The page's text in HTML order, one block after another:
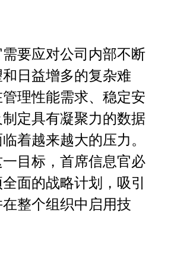
要应对公司内部不断
日益增多的复杂难
理性能需求、稳定安
定具有凝聚力的数据
着越来越大的压力。
目标，首席信息官必
面的战略计划，吸引
整个组织中启用技